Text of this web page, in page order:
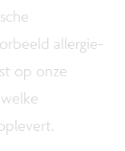
allergie-
op onze